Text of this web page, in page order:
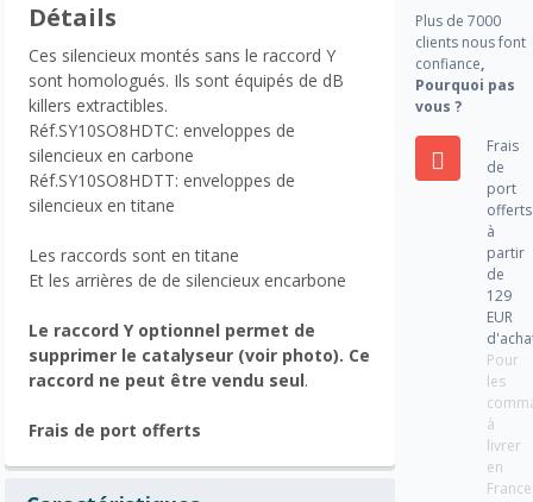
Détails
Ces silencieux montés sans le raccord Y
sont homologués. Ils sont équipés de dB
killers extractibles.
Réf.SY10SO8HDTC: enveloppes de
silencieux en carbone
Réf.SY10SO8HDTT: enveloppes de
silencieux en titane
Les raccords sont en titane
Et les arrières de de silencieux encarbone
Le raccord Y optionnel permet de
supprimer le catalyseur (voir photo). Ce
raccord ne peut être vendu seul.
Frais de port offerts
Plus de 7000
clients nous font
confiance,
Pourquoi pas
vous ?
Frais
de
port
offerts
à
partir
de
129
EUR
Pour
les
à
livrer
en
France